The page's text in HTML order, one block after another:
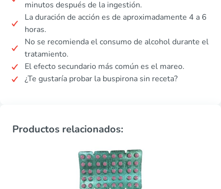
minutos después de la ingestión.
La duración de acción es de aproximadamente 4 a 6
horas.
No se recomienda el consumo de alcohol durante el
tratamiento.
El efecto secundario más común es el mareo.
¿Te gustaría probar la buspirona sin receta?
Productos relacionados: